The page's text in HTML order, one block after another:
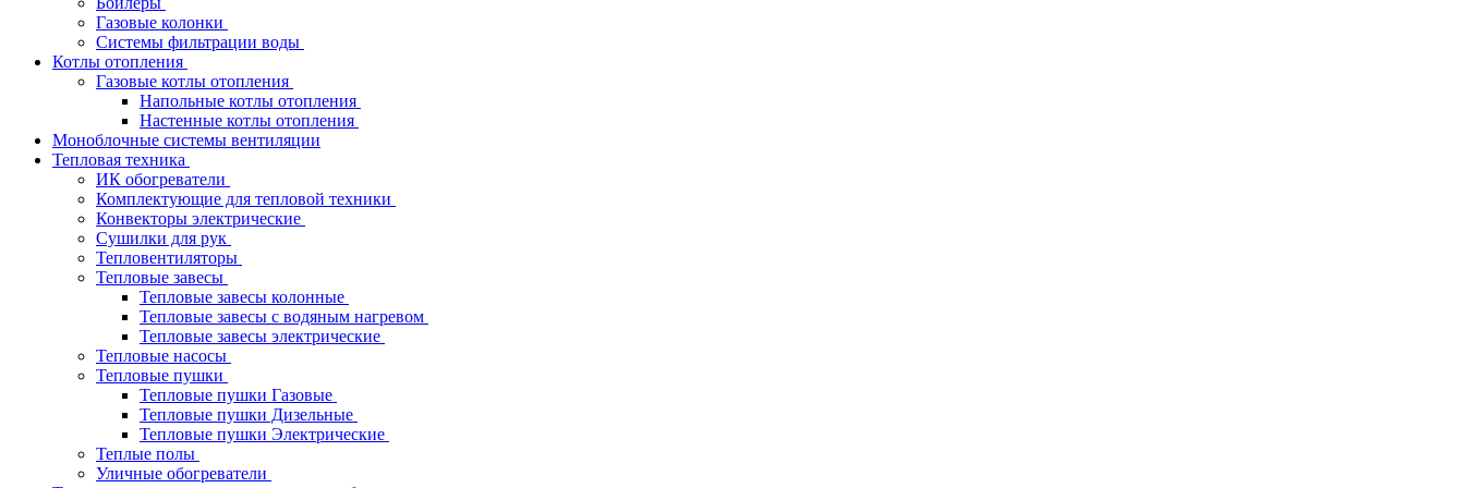
Газовые колонки
Системы фильтрации воды
Котлы отопления
Газовые котлы отопления
Напольные котлы отопления
Настенные котлы отопления
Моноблочные системы вентиляции
Тепловая техника
ИК обогреватели
Комплектующие для тепловой техники
Конвекторы электрические
Сушилки для рук
Тепловентиляторы
Тепловые завесы
Тепловые завесы колонные
Тепловые завесы с водяным нагревом
Тепловые завесы электрические
Тепловые насосы
Тепловые пушки
Тепловые пушки Газовые
Тепловые пушки Дизельные
Тепловые пушки Электрические
Теплые полы
Уличные обогреватели